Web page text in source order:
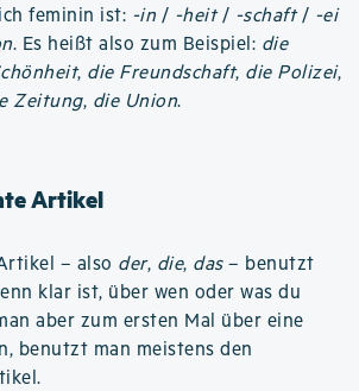
feminin ist: -in / -heit/ -schaft/ -ei
. Es heißt also zum Beispiel: die
, die Freundschaft, die Polizei,
Zeitung, die Union.
Artikel
– also der, die, das– benutzt
klar ist, über wen oder was du
aber zum ersten Mal über eine
benutzt man meistens den